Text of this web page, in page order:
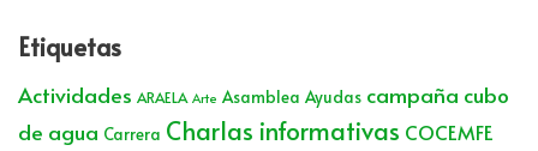
Etiquetas
Actividades ARAELA Arte Asamblea Ayudas campaña cubo
de agua Carrera Charlas informativas COCEMFE